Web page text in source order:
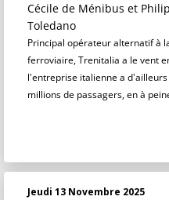
Cécile de Ménibus et
Toledano
Principal opérateur alternatif à
ferroviaire, Trenitalia a le vent
l'entreprise italienne a
millions de passagers, en à
Jeudi 13 Novembre 2025